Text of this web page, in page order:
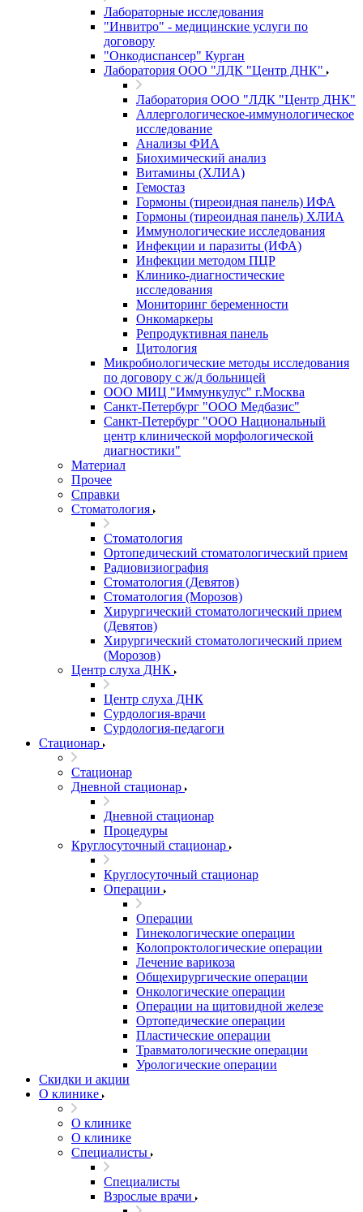
Лабораторные исследования
"Инвитро" - медицинские услуги по
договору
"Онкодиспансер" Курган
Лаборатория ООО "ЛДК "Центр ДНК"
Лаборатория ООО "ЛДК "Центр ДНК"
Аллергологическое-иммунологическое
исследование
Анализы ФИА
Биохимический анализ
Витамины (ХЛИА)
Гемостаз
Гормоны (тиреоидная панель) ИФА
Гормоны (тиреоидная панель) ХЛИА
Иммунологические исследования
Инфекции и паразиты (ИФА)
Инфекции методом ПЦР
Клинико-диагностические
исследования
Мониторинг беременности
Онкомаркеры
Репродуктивная панель
Цитология
Микробиологические методы исследования
по договору с ж/д больницей
ООО МИЦ "Иммункулус" г.Москва
Санкт-Петербург "ООО Медбазис"
Санкт-Петербург "ООО Национальный
центр клинической морфологической
диагностики"
Материал
Прочее
Справки
Стоматология
Стоматология
Ортопедический стоматологический прием
Радиовизиография
Стоматология (Девятов)
Стоматология (Морозов)
Хирургический стоматологический прием
(Девятов)
Хирургический стоматологический прием
(Морозов)
Центр слуха ДНК
Центр слуха ДНК
Сурдология-врачи
Сурдология-педагоги
Стационар
Стационар
Дневной стационар
Дневной стационар
Процедуры
Круглосуточный стационар
Круглосуточный стационар
Операции
Операции
Гинекологические операции
Колопроктологические операции
Лечение варикоза
Общехирургические операции
Онкологические операции
Операции на щитовидной железе
Ортопедические операции
Пластические операции
Травматологические операции
Урологические операции
Скидки и акции
О клинике
О клинике
О клинике
Специалисты
Специалисты
Взрослые врачи